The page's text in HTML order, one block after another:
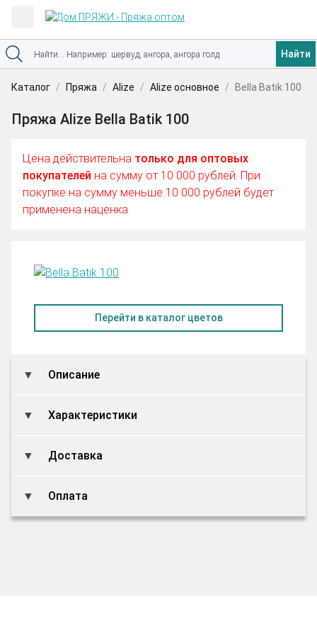
Найти
Каталог Пряжа Alize Alize основное Bella Batik 100
Пряжа Alize Bella Batik 100
Цена действительна только для оптовых
покупателей на сумму от 10 000 рублей. При
покупке на сумму меньше 10 000 рублей будет
применена наценка.
Перейти в каталог цветов
Описание
Характеристики
Доставка
Оплата